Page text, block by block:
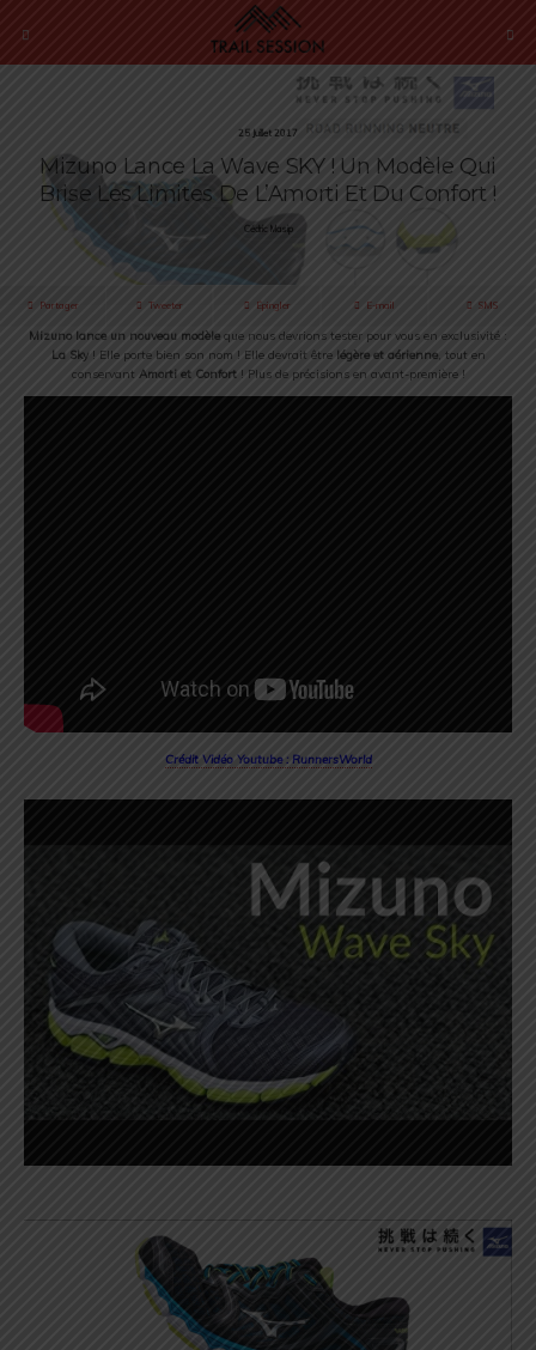
25 Juillet 2017
Mizuno Lance La Wave SKY ! Un Modèle Qui
Brise Les Limites De L’Amorti Et Du Confort !
Cédric Masip
Partager Tweeter Épingler E-mail SMS
Mizuno lance un nouveau modèle que nous devrions tester pour vous en exclusivité :
La Sky ! Elle porte bien son nom ! Elle devrait être légère et aérienne, tout en
conservant Amorti et Confort! Plus de précisions en avant-première !
Crédit Vidéo Youtube : RunnersWorld